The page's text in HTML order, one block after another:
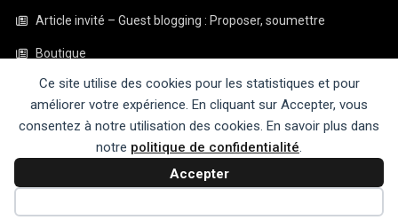
Ce site utilise des cookies pour les statistiques et pour
améliorer votre expérience. En cliquant sur Accepter, vous
consentez à notre utilisation des cookies. En savoir plus dans
notre politique de confidentialité.
Accepter
Article invité – Guest blogging : Proposer, soumettre
Boutique
Contact
Mentions légales
Politique de confidentialité
|Theme: News Portal byMystery Themes.